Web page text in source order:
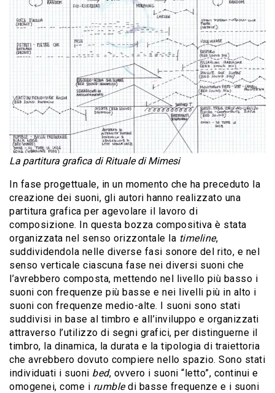
La partitura grafica di Rituale di Mimesi
In fase progettuale, in un momento che ha preceduto la
creazione dei suoni, gli autori hanno realizzato una
partitura grafica per agevolare il lavoro di
composizione. In questa bozza compositiva è stata
organizzata nel senso orizzontale la timeline,
suddividendola nelle diverse fasi sonore del rito, e nel
senso verticale ciascuna fase nei diversi suoni che
l’avrebbero composta, mettendo nel livello più basso i
suoni con frequenze più basse e nei livelli più in alto i
suoni con frequenze medio-alte. I suoni sono stati
suddivisi in base al timbro e all’inviluppo e organizzati
attraverso l’utilizzo di segni grafici, per distinguerne il
timbro, la dinamica, la durata e la tipologia di traiettoria
che avrebbero dovuto compiere nello spazio. Sono stati
individuati i suoni bed, ovvero i suoni “letto”, continui e
omogenei, come i rumbledi basse frequenze e i suoni